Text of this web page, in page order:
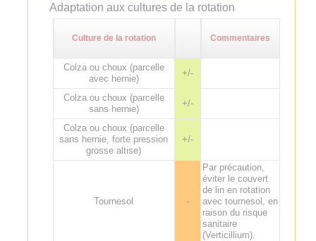
Adaptation aux cultures de la rotation
Culture de la rotation Commentaires
Colza ou choux (parcelle
avec hernie)
+/-
Colza ou choux (parcelle
sans hernie)
+/-
Colza ou choux (parcelle
sans hernie, forte pression
grosse altise)
+/-
Tournesol -
Par précaution,
éviter le couvert
de lin en rotation
avec tournesol, en
raison du risque
sanitaire
(Verticillium).